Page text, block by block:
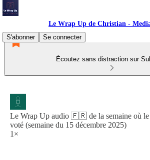
Le Wrap Up de Christian -
S'abonner
Se connecter
Écoutez sans distraction sur
Le Wrap Up audio 🇫🇷 de la semaine où le
voté (semaine du 15 décembre 2025)
1×